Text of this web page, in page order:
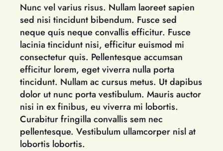
Nunc vel varius risus. Nullam laoreet sapien
sed nisi tincidunt bibendum. Fusce sed
neque quis neque convallis efficitur. Fusce
lacinia tincidunt nisi, efficitur euismod mi
consectetur quis. Pellentesque accumsan
efficitur lorem, eget viverra nulla porta
tincidunt. Nullam ac cursus metus. Ut dapibus
dolor ut nunc porta vestibulum. Mauris auctor
nisi in ex finibus, eu viverra mi lobortis.
Curabitur fringilla convallis sem nec
pellentesque. Vestibulum ullamcorper nisl at
lobortis lobortis.